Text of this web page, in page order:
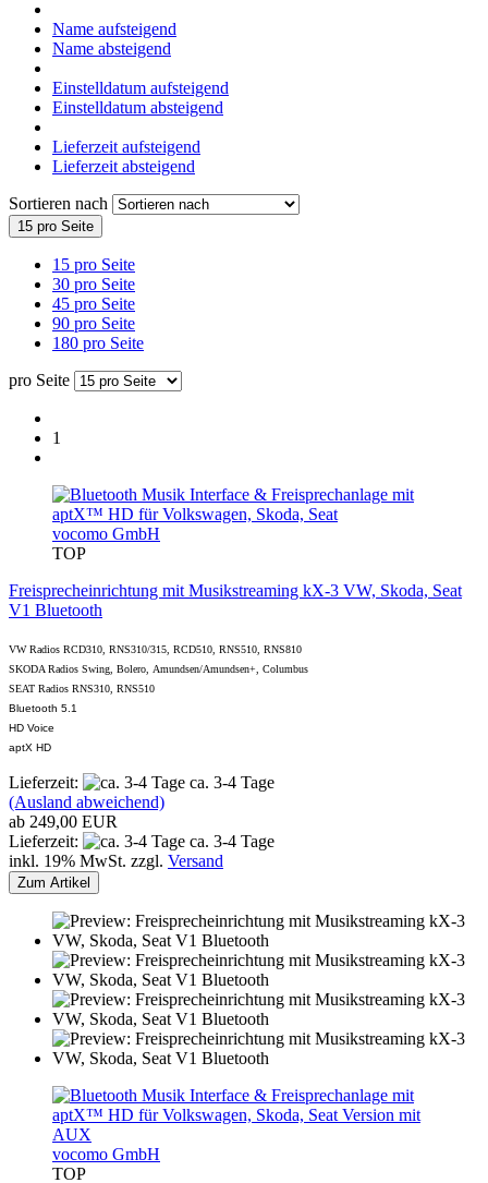
Name aufsteigend
Name absteigend
Einstelldatum aufsteigend
Einstelldatum absteigend
Lieferzeit aufsteigend
Lieferzeit absteigend
Sortieren nach
15 pro Seite
15 pro Seite
30 pro Seite
45 pro Seite
90 pro Seite
180 pro Seite
pro Seite
1
vocomo GmbH
TOP
Freisprecheinrichtung mit Musikstreaming kX-3 VW, Skoda, Seat
V1 Bluetooth
VW Radios RCD310, RNS310/315, RCD510, RNS510, RNS810
SKODA Radios Swing, Bolero, Amundsen/Amundsen+, Columbus
SEAT Radios RNS310, RNS510
Bluetooth 5.1
HD Voice
aptX HD
Lieferzeit:
ca. 3-4 Tage
(Ausland abweichend)
ab 249,00 EUR
Lieferzeit:
ca. 3-4 Tage
inkl. 19% MwSt. zzgl. Versand
Zum Artikel
vocomo GmbH
TOP